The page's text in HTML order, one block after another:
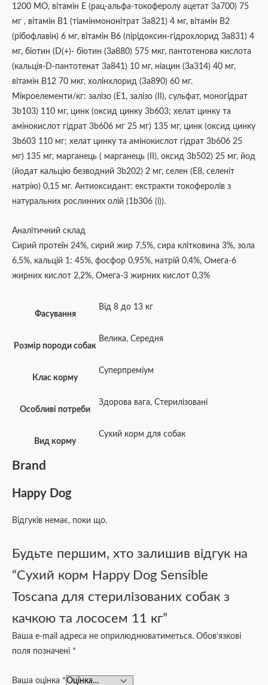
1200 МО, вітамін E (рац-альфа-токоферолу ацетат 3a700) 75
мг , вітамін B1 (тіамінмононітрат 3a821) 4 мг, вітамін B2
(рібофлавін) 6 мг, вітамін B6 (пірідоксин-гідрохлорид 3a831) 4
мг, біотин (D(+)- біотин (3a880) 575 мкг, пантотенова кислота
(кальція-D-пантотенат 3а841) 10 мг, ніацин (3a314) 40 мг,
вітамін B12 70 мкг, холінхлорид (3а890) 60 мг.
Мікроелементи/кг: залізо (Е1, залізо (II), сульфат, моногідрат
3b103) 110 мг, цинк (оксид цинку 3b603; хелат цинку та
амінокислот гідрат 3b606 мг 25 мг) 135 мг, цинк (оксид цинку
3b603 110 мг; хелат цинку та амінокислот гідрат 3b606 25
мг) 135 мг, марганець ( марганець (II), оксид 3b502) 25 мг, йод
(йодат кальцію безводний 3b202) 2 мг, селен (Е8, селеніт
натрію) 0,15 мг. Антиоксидант: екстракти токоферолів з
натуральних рослинних олій (1b306 (i)).
Аналітичний склад
Сирий протеїн 24%, сирий жир 7,5%, сира клітковина 3%, зола
6,5%, кальцій 1: 45%, фосфор 0,95%, натрій 0,4%, Омега-6
жирних кислот 2,2%, Омега-3 жирних кислот 0,3%
Фасування
Від 8 до 13 кг
Розмір породи собак
Велика, Середня
Клас корму
Суперпреміум
Особливі потреби
Здорова вага, Стерилізовані
Вид корму
Сухий корм для собак
Brand
Happy Dog
Відгуків немає, поки що.
Будьте першим, хто залишив відгук на
“Сухий корм Happy Dog Sensible
Toscana для стерилізованих собак з
качкою та лососем 11 кг”
Ваша e-mail адреса не оприлюднюватиметься. Обов’язкові
поля позначені *
Ваша оцінка *